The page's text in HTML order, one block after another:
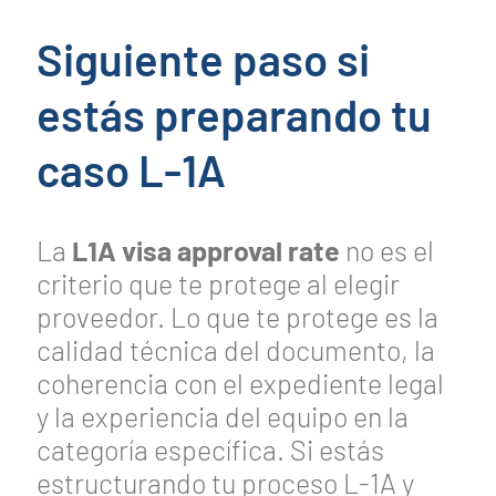
Siguiente paso si
estás preparando tu
caso L-1A
La L1A visa approval rate no es el
criterio que te protege al elegir
proveedor. Lo que te protege es la
calidad técnica del documento, la
coherencia con el expediente legal
y la experiencia del equipo en la
categoría específica. Si estás
estructurando tu proceso L-1A y